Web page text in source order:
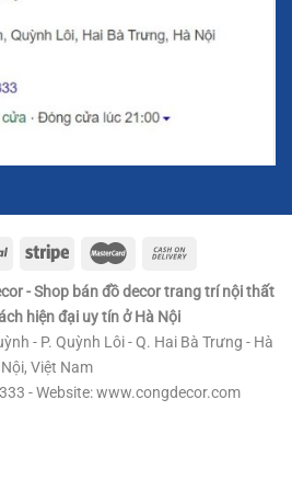
ổn định và lâu bền cho đồng hồ.
Bắc Âu Tinh Tế Và Hiện
là một phong cách
cánh quạt thời gian mang đậm
này, với thiết kế đơn giản
giữa các vật liệu cao cấp và thiết
này dễ dàng hòa hợp với mọi kiểu
- Shop bán đồ decor trang trí nội thất
hiện đại uy tín ở Hà Nội
- P. Quỳnh Lôi - Q. Hai Bà Trưng - Hà
Nội, Việt Nam
- Website: www.congdecor.com